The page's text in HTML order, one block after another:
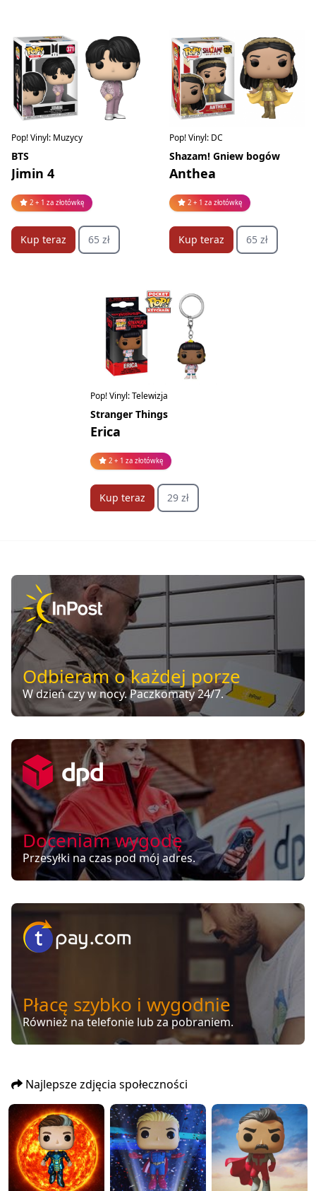
Pop! Vinyl: Muzycy
BTS
Jimin 4
2 + 1 za złotówkę
Kup teraz 65 zł
Pop! Vinyl: DC
Shazam! Gniew bogów
Anthea
2 + 1 za złotówkę
Kup teraz 65 zł
Pop! Vinyl: Telewizja
Stranger Things
Erica
2 + 1 za złotówkę
Kup teraz 29 zł
Odbieram o każdej porze
W dzień czy w nocy. Paczkomaty 24/7.
Doceniam wygodę
Przesyłki na czas pod mój adres.
Płacę szybko i wygodnie
Również na telefonie lub za pobraniem.
Najlepsze zdjęcia społeczności